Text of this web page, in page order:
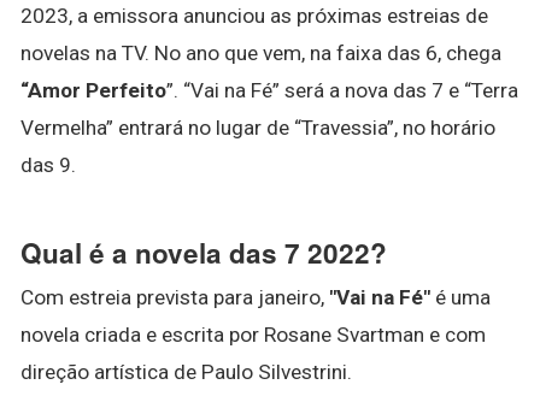
2023, a emissora anunciou as próximas estreias de
novelas na TV. No ano que vem, na faixa das 6, chega
“Amor Perfeito”. “Vai na Fé” será a nova das 7 e “Terra
Vermelha” entrará no lugar de “Travessia”, no horário
das 9.
Qual é a novela das 7 2022?
Com estreia prevista para janeiro, "Vai na Fé" é uma
novela criada e escrita por Rosane Svartman e com
direção artística de Paulo Silvestrini.